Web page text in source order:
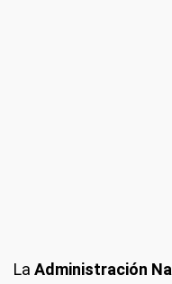
La Administración